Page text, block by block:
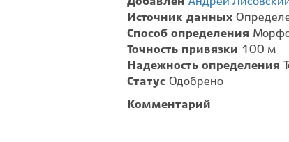
Источник данных
Способ определения
Точность привязки 100 м
Надежность определения
Статус Одобрено
Комментарий